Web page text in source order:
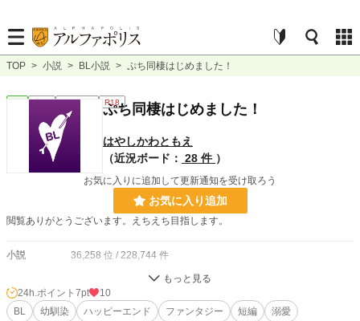
TOP > 小説 > BL小説 > ぷち同棲はじめました！
完結 ｼｮｰﾄｼｮｰﾄ R18
ぷち同棲はじめました！
はやしかわともえ
（近況ボード： 28 件 ）
お気に入りに追加して更新通知を受け取ろう
お気に入り追加
閲覧ありがとうございます。えちえち目指します。
小説 36,258 位 / 228,744 件
9,543 位 / 31,413 件
お気に入り 10
24h.ポイント 7pt
10
BL
幼馴染 ハッピーエンド ファンタジー 短編 溺愛